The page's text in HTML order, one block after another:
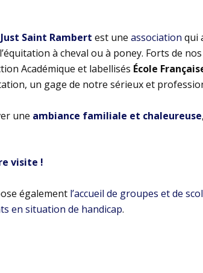
Saint Rambert est une association qui
à cheval ou à poney. Forts de
Académique et labellisés École
un gage de notre sérieux et
une ambiance familiale et chaleureuse
visite !
également l’accueil de groupes et de
en situation de handicap.